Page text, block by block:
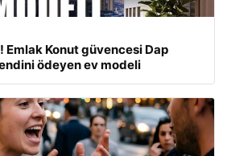
Emlak Konut güvencesi Dap
ödeyen ev modeli